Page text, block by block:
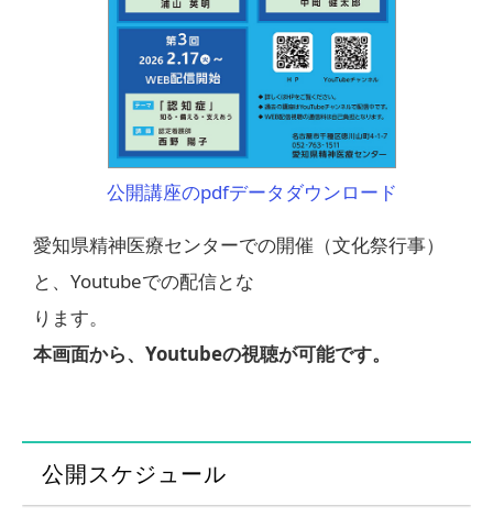
公開講座のpdfデータダウンロード
愛知県精神医療センターでの開催（文化祭行事）
と、Youtubeでの配信とな
ります。
本画面から、Youtubeの視聴が可能です。
公開スケジュール